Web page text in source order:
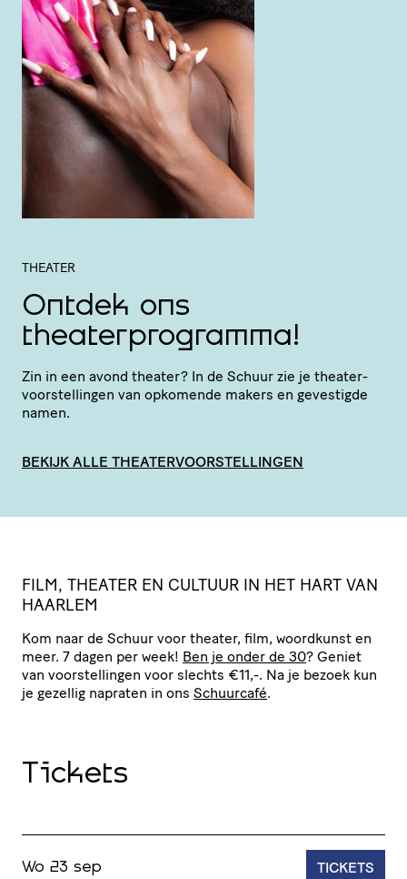
THEATER
Ontdek ons
theaterprogramma!
Zin in een avond theater? In de Schuur zie je thea­ter­
voor­stel­lingen van opkomende makers en gevestigde
namen.
BEKIJK ALLE THEATERVOORSTELLINGEN
FILM, THEATER EN CULTUUR IN HET HART VAN
HAARLEM
Kom naar de Schuur voor theater, film, woordkunst en
meer. 7 dagen per week! Ben je onder de 30? Geniet
van voor­stel­lingen voor slechts €11,-. Na je bezoek kun
je gezellig napraten in ons Schuurcafé.
Tickets
Wo 23 sep TICKETS